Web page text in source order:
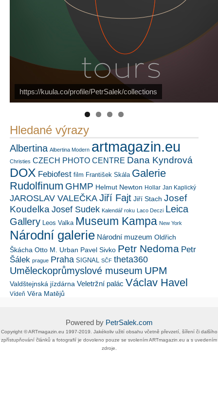
https://kuula.co/profile/PetrSalek/collections
PetrSalek.com
Náš mediální partnerFotoVideo.cz
Hledané výrazy
Albertina Albertina Modern artmagazin.eu
Christies CZECH PHOTO CENTRE Dana Kyndrová
DOX Febiofest film František Skála Galerie
Rudolfinum GHMP Helmut Newton Hollar Jan Kaplický
JAROSLAV VALEČKA Jiří Fajt Jiří Stach Josef
Koudelka Josef Sudek Kalendář roku Laco Deczi Leica
Gallery Leos Valka Museum Kampa New York
Národní galerie Národní muzeum Oldřich
Škácha Otto M. Urban Pavel Sivko Petr Nedoma Petr
Šálek prague Praha SIGNAL SČF theta360
Uměleckoprůmyslové museum UPM
Valdštejnská jízdárna Veletržní palác Václav Havel
Vídeň Věra Matějů
Powered by PetrSalek.com
Copyright ©​ ​​ARTmagazin.eu ​1997-2019​.​ Jakékoliv užití obsahu včetně převzetí, šíření či dalšího
zpřístupňování článků a fotografií je dovoleno pouze se svolením ​ARTmagazin.eu​ ​a s uvedením
zdroje.